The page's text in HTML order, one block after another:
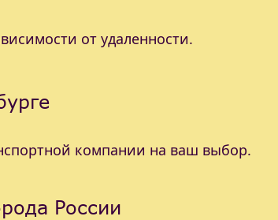
от удаленности.
компании на ваш выбор.
России